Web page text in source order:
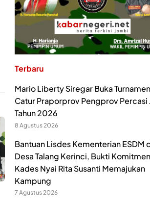
Terbaru
Mario Liberty Siregar Buka Turnamen
Catur Praporprov Pengprov Percasi
Tahun 2026
8 Agustus 2026
Bantuan Lisdes Kementerian ESDM
Desa Talang Kerinci, Bukti Komitmen
Kades Nyai Rita Susanti Memajukan
Kampung
7 Agustus 2026